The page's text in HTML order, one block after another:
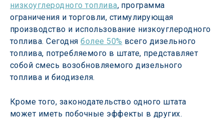
низкоуглеродного топлива, программа
ограничения и торговли, стимулирующая
производство и использование низкоуглеродного
топлива. Сегодня более 50% всего дизельного
топлива, потребляемого в штате, представляет
собой смесь возобновляемого дизельного
топлива и биодизеля.
Кроме того, законодательство одного штата
может иметь побочные эффекты в других.